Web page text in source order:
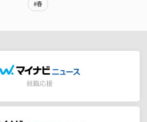
#春